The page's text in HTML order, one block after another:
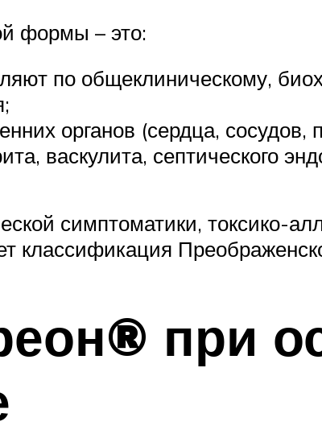
формы – это:
по общеклиническому,
органов (сердца, сосудов,
васкулита, септического
симптоматики, токсико-
классификация
при